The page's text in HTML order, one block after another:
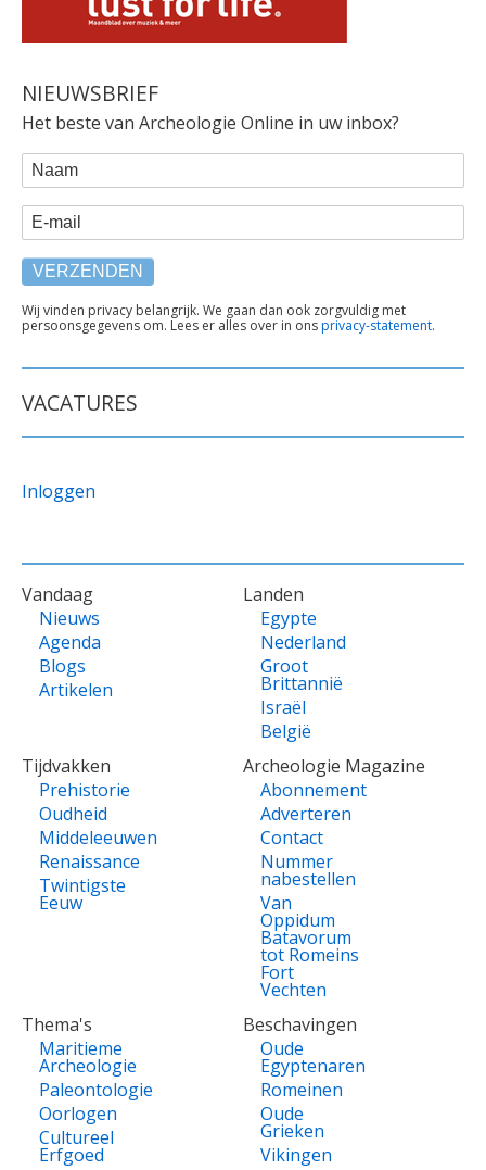
NIEUWSBRIEF
Het beste van Archeologie Online in uw inbox?
WEBFORM
Naam
E-mail
TEKST
ONDER
Wij vinden privacy belangrijk. We gaan dan ook zorgvuldig met
persoonsgegevens om. Lees er alles over in onsprivacy-statement.
VACATURES
Inloggen
VOET
Vandaag
Nieuws
Agenda
Blogs
Artikelen
Landen
Egypte
Nederland
Groot
Brittannië
Israël
België
Tijdvakken
Prehistorie
Oudheid
Middeleeuwen
Renaissance
Twintigste
Eeuw
Archeologie Magazine
Abonnement
Adverteren
Contact
Nummer
nabestellen
Van
Oppidum
Batavorum
tot Romeins
Fort
Vechten
Thema's
Maritieme
Archeologie
Paleontologie
Oorlogen
Cultureel
Erfgoed
Beschavingen
Oude
Egyptenaren
Romeinen
Oude
Grieken
Vikingen